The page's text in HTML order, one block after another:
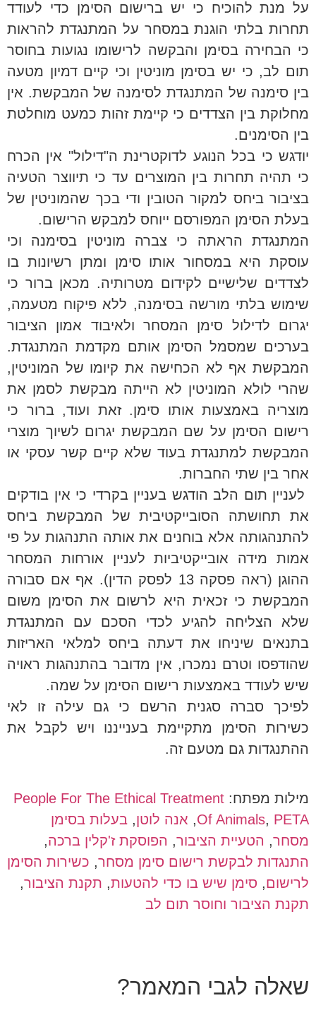
על מנת להוכיח כי יש ברישום הסימן כדי לעודד
תחרות בלתי הוגנת במסחר על המתנגדת להראות
כי הבחירה בסימן והבקשה לרישומו נגועות בחוסר
תום לב, כי יש בסימן מוניטין וכי קיים דמיון מטעה
בין סימנה של המתנגדת לסימנה של המבקשת. אין
מחלוקת בין הצדדים כי קיימת זהות כמעט מוחלטת
בין הסימנים.
יודגש כי בכל הנוגע לדוקטרינת ה"דילול" אין הכרח
כי תהיה תחרות בין המוצרים עד כי תיווצר הטעיה
בציבור ביחס למקור הטובין ודי בכך שהמוניטין של
בעלת הסימן המפורסם ייוחס למבקש הרישום.
המתנגדת הראתה כי צברה מוניטין בסימנה וכי
עוסקת היא במסחור אותו סימן ומתן רשיונות בו
לצדדים שלישיים לקידום מטרותיה. מכאן ברור כי
שימוש בלתי מורשה בסימנה, ללא פיקוח מטעמה,
יגרום לדילול סימן המסחר ולאיבוד אמון הציבור
בערכים שמסמל הסימן אותם מקדמת המתנגדת.
המבקשת אף לא הכחישה את קיומו של המוניטין,
שהרי לולא המוניטין לא הייתה מבקשת לסמן את
מוצריה באמצעות אותו סימן. זאת ועוד, ברור כי
רישום הסימן על שם המבקשת יגרום לשיוך מוצרי
המבקשת למתנגדת בעוד שלא קיים קשר עסקי או
אחר בין שתי החברות.
לעניין תום הלב הודגש בעניין בקרדי כי אין בודקים
את תחושתה הסובייקטיבית של המבקשת ביחס
להתנהגותה אלא בוחנים את אותה התנהגות על פי
אמות מידה אובייקטיביות לעניין אורחות המסחר
ההוגן (ראה פסקה 13 לפסק הדין). אף אם סבורה
המבקשת כי זכאית היא לרשום את הסימן משום
שלא הצליחה להגיע לכדי הסכם עם המתנגדת
בתנאים שיניחו את דעתה ביחס למלאי האריזות
שהודפסו וטרם נמכרו, אין מדובר בהתנהגות ראויה
שיש לעודד באמצעות רישום הסימן על שמה.
לפיכך סברה סגנית הרשם כי גם עילה זו לאי
כשירות הסימן מתקיימת בענייננו ויש לקבל את
ההתנגדות גם מטעם זה.
מילות מפתח: People For The Ethical Treatment
Of Animals, PETA
, אנה לוטן, בעלות בסימן
מסחר, הטעיית הציבור, הפוסקת ז'קלין ברכה,
התנגדות לבקשת רישום סימן מסחר, כשירות הסימן
לרישום, סימן שיש בו כדי להטעות, תקנת הציבור,
תקנת הציבור וחוסר תום לב
שאלה לגבי המאמר?